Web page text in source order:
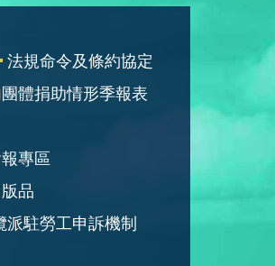
法規命令及條約協定
體捐助情形季報表
專區
品
派駐勞工申訴機制